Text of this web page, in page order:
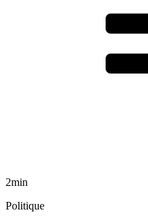
2min
Politique